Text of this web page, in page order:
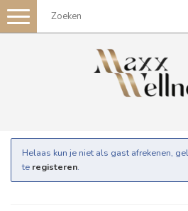
Toggle
navigation
Helaas kun je niet als gast afrekenen,
te registeren.